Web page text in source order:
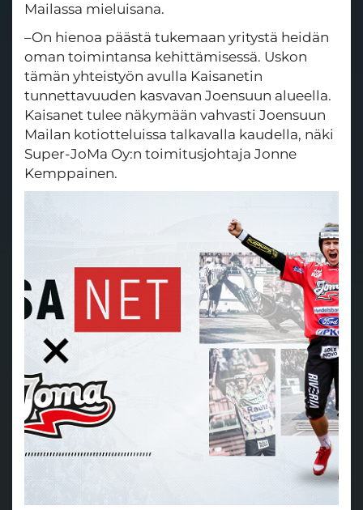
Mailassa mieluisana.
–On hienoa päästä tukemaan yritystä heidän
oman toimintansa kehittämisessä. Uskon
tämän yhteistyön avulla Kaisanetin
tunnettavuuden kasvavan Joensuun alueella.
Kaisanet tulee näkymään vahvasti Joensuun
Mailan kotiotteluissa talkavalla kaudella, näki
Super-JoMa Oy:n toimitusjohtaja Jonne
Kemppainen.